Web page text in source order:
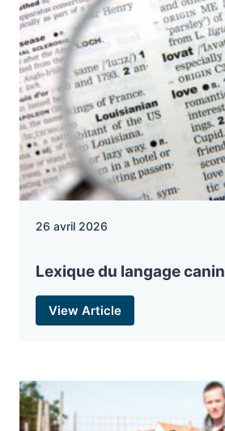
26 avril 2026
Lexique du langage canin
View Article